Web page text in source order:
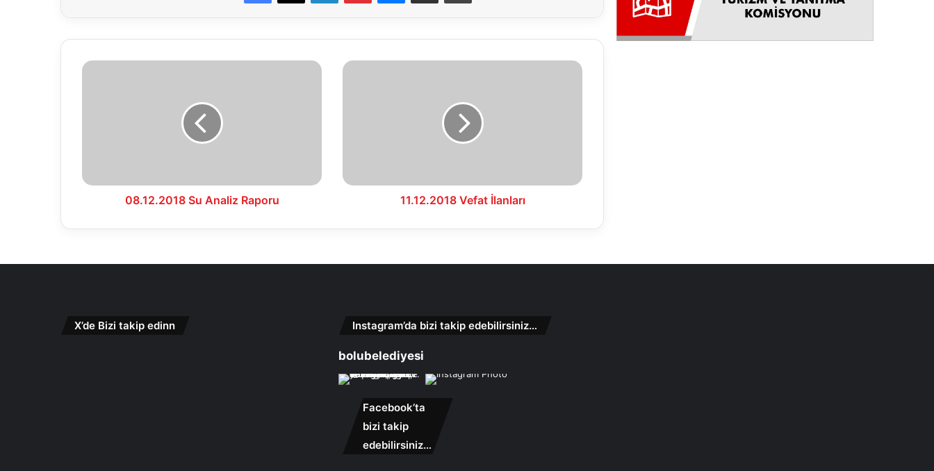
08.12.2018
08.12.2018 Su Analiz Raporu
11.12.2018
11.12.2018 Vefat İlanları
X’de Bizi takip edinn Instagram’da bizi takip edebilirsiniz…
bolubelediyesi
Facebook’ta
bizi takip
edebilirsiniz…